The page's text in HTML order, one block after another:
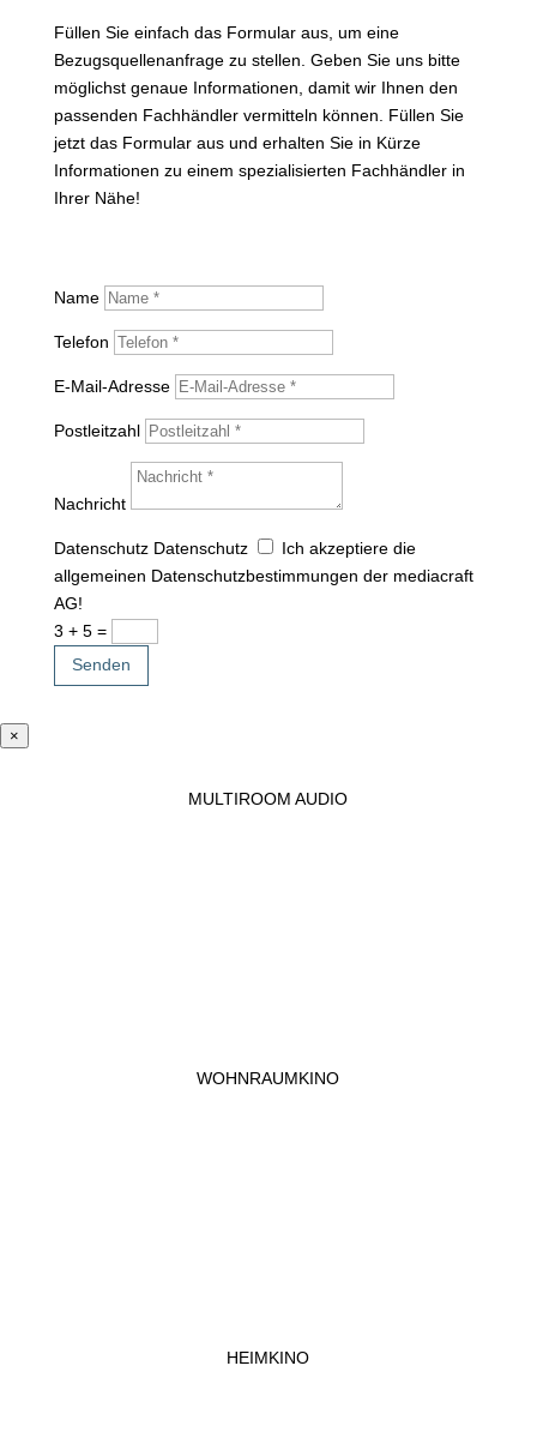
Füllen Sie einfach das Formular aus, um eine
Bezugsquellenanfrage zu stellen. Geben Sie uns bitte
möglichst genaue Informationen, damit wir Ihnen den
passenden Fachhändler vermitteln können. Füllen Sie
jetzt das Formular aus und erhalten Sie in Kürze
Informationen zu einem spezialisierten Fachhändler in
Ihrer Nähe!
Name
Telefon
E-Mail-Adresse
Postleitzahl
Nachricht
Datenschutz Datenschutz
Ich akzeptiere die
allgemeinen Datenschutzbestimmungen der mediacraft
AG!
3 + 5=
Senden
×
MULTIROOM AUDIO
WOHNRAUMKINO
HEIMKINO